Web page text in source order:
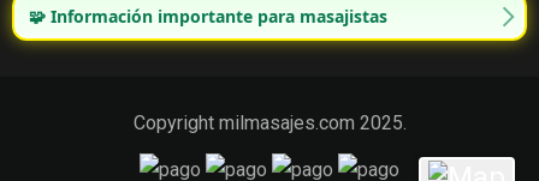
🧩 Información importante para masajistas
Copyright milmasajes.com 2025.